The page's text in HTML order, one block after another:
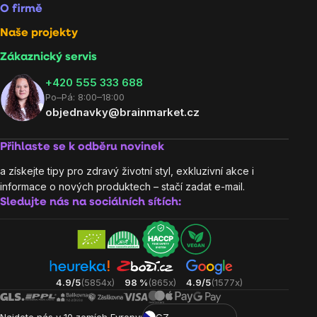
O firmě
Naše projekty
Zákaznický servis
‭+420 555 333 688
Po–Pá: 8:00–18:00
objednavky@brainmarket.cz
Přihlaste se k odběru novinek
a získejte tipy pro zdravý životní styl, exkluzivní akce i
informace o nových produktech – stačí zadat e-mail.
Sledujte nás na sociálních sítích:
4.9/5(5854x) 98 %(865x) 4.9/5(1577x)